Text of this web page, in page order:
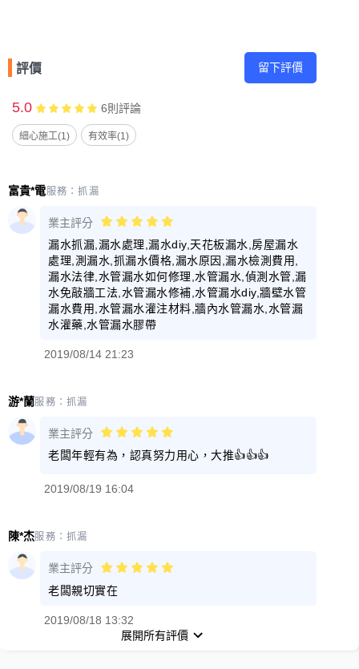
評價 留下評價
5.0 6則評論
細心施工(1) 有效率(1)
富貴*電 服務：抓漏
業主評分
漏水抓漏,漏水處理,漏水diy,天花板漏水,房屋漏水
處理,測漏水,抓漏水價格,漏水原因,漏水檢測費用,
漏水法律,水管漏水如何修理,水管漏水,偵測水管,漏
水免敲牆工法,水管漏水修補,水管漏水diy,牆壁水管
漏水費用,水管漏水灌注材料,牆內水管漏水,水管漏
水灌藥,水管漏水膠帶
2019/08/14 21:23
游*蘭服務：抓漏
業主評分
老闆年輕有為，認真努力用心，大推👍👍👍
2019/08/19 16:04
陳*杰服務：抓漏
業主評分
老闆親切實在
2019/08/18 13:32
展開所有評價